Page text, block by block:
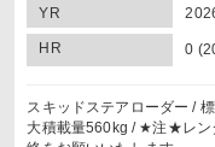
YR
HR 0
スキッドステアローダー /
大積載量560kg / ★注★レン